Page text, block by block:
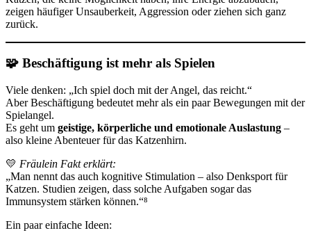
zeigen häufiger Unsauberkeit, Aggression oder ziehen sich ganz
zurück.
🧩 Beschäftigung ist mehr als Spielen
Viele denken: „Ich spiel doch mit der Angel, das reicht.“
Aber Beschäftigung bedeutet mehr als ein paar Bewegungen mit der
Spielangel.
Es geht um geistige, körperliche und emotionale Auslastung –
also kleine Abenteuer für das Katzenhirn.
💛 Fräulein Fakt erklärt:
„Man nennt das auch kognitive Stimulation – also Denksport für
Katzen. Studien zeigen, dass solche Aufgaben sogar das
Immunsystem stärken können.“⁸
Ein paar einfache Ideen: